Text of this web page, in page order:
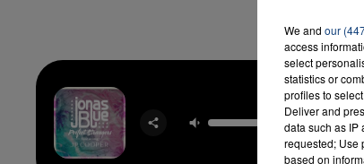
We and our
access
select
statistics or
profiles to
Deliver and
data such as IP
requested; Use
based on